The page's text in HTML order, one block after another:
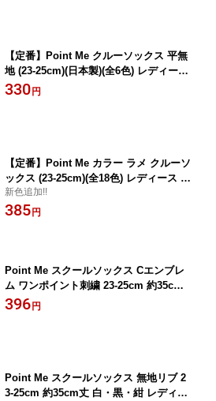
【定番】Point Me クルーソックス 平無
地 (23-25cm)(日本製)(全6色) レディース
靴下 kw-0161 D1PK
330 円
【定番】Point Me カラー ラメ クルーソ
ックス (23-25cm)(全18色) レディース 靴
下 kw-0174 D1PK
新色追加!!
385 円
Point Me スクールソックス Cエンブレ
ム ワンポイント刺繍 23-25cm 約35cm
丈 白・黒・紺 レディース 靴下 kw-0199
396 円
Point Me スクールソックス 無地リブ 2
3-25cm 約35cm丈 白・黒・紺 レディー